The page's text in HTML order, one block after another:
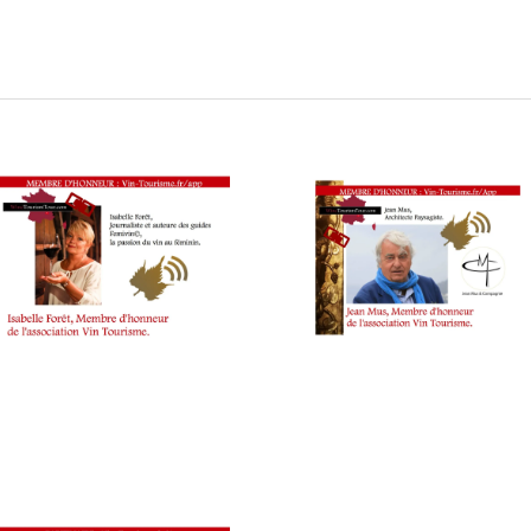
œnotouristique : interviews au salon Millésime Bio